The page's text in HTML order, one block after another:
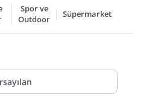
Spor ve
Outdoor
Süpermarket